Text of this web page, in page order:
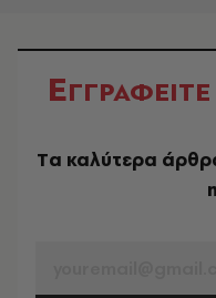
ΕΓΓΡΑΦΕΙΤΕ
Tα καλύτερα